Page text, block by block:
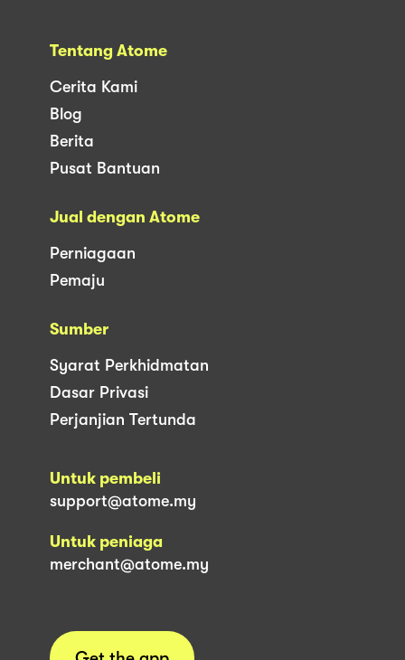
Tentang Atome
Cerita Kami
Blog
Berita
Pusat Bantuan
Jual dengan Atome
Perniagaan
Pemaju
Sumber
Syarat Perkhidmatan
Dasar Privasi
Perjanjian Tertunda
Untuk pembeli
support@atome.my
Untuk peniaga
merchant@atome.my